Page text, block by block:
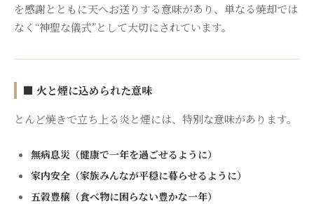
を感謝とともに天へお送りする意味があり、単なる焼却では
なく“神聖な儀式”として大切にされています。
■ 火と煙に込められた意味
とんど焼きで立ち上る炎と煙には、特別な意味があります。
無病息災（健康で一年を過ごせるように）
家内安全（家族みんなが平穏に暮らせるように）
五穀豊穣（食べ物に困らない豊かな一年）